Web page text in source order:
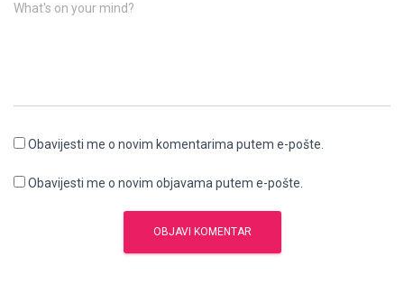
What's on your mind?
Obavijesti me o novim komentarima putem e-pošte.
Obavijesti me o novim objavama putem e-pošte.